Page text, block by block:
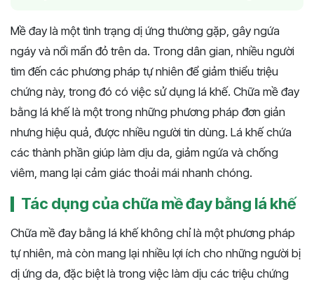
Mề đay là một tình trạng dị ứng thường gặp, gây ngứa
ngáy và nổi mẩn đỏ trên da. Trong dân gian, nhiều người
tìm đến các phương pháp tự nhiên để giảm thiểu triệu
chứng này, trong đó có việc sử dụng lá khế. Chữa mề đay
bằng lá khế là một trong những phương pháp đơn giản
nhưng hiệu quả, được nhiều người tin dùng. Lá khế chứa
các thành phần giúp làm dịu da, giảm ngứa và chống
viêm, mang lại cảm giác thoải mái nhanh chóng.
Tác dụng của chữa mề đay bằng lá khế
Chữa mề đay bằng lá khế không chỉ là một phương pháp
tự nhiên, mà còn mang lại nhiều lợi ích cho những người bị
dị ứng da, đặc biệt là trong việc làm dịu các triệu chứng